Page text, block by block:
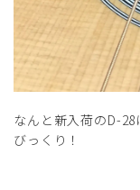
なんと新入荷のD-
びっくり！